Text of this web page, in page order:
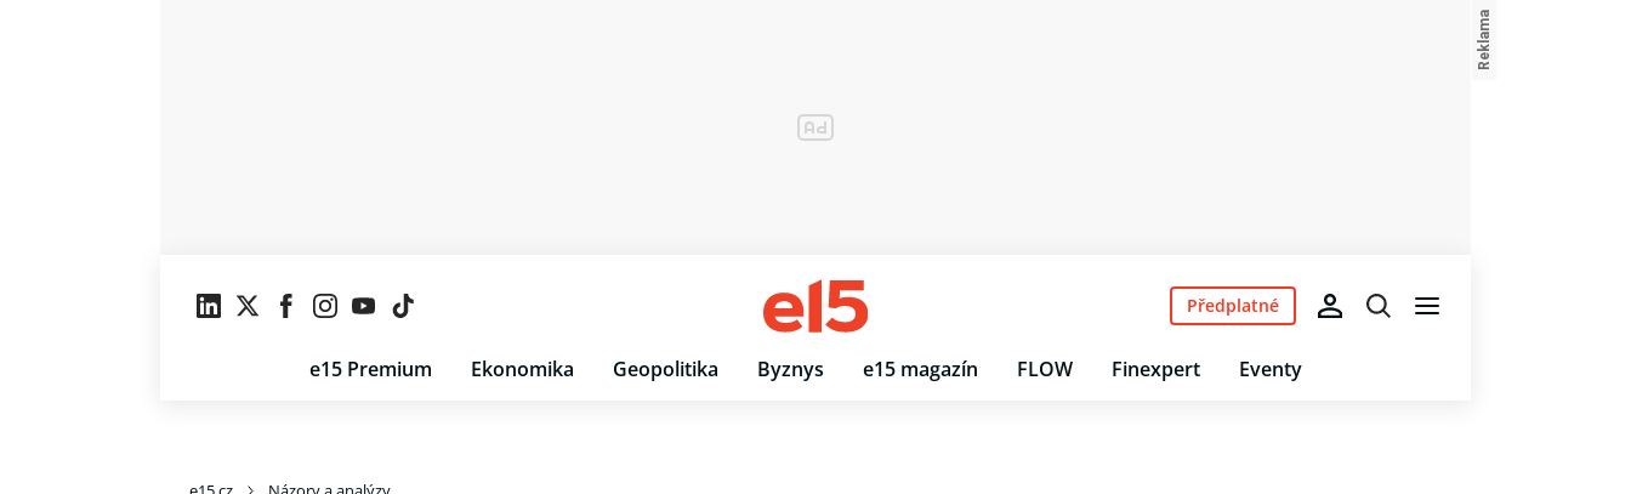
e15 Premium Ekonomika Geopolitika Byznys e15 magazín FLOW Finexpert Eventy
Předplatné